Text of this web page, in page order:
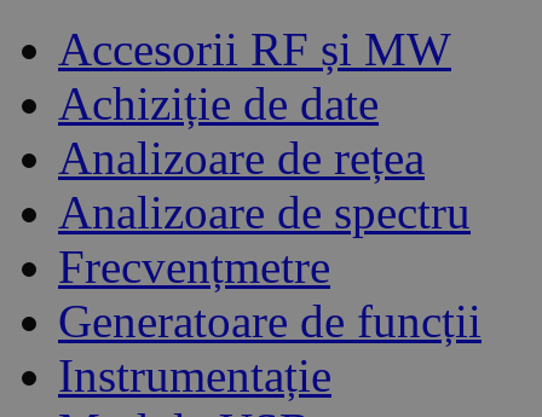
Accesorii RF și MW
Achiziție de date
Analizoare de rețea
Analizoare de spectru
Frecvențmetre
Generatoare de funcții
Instrumentație